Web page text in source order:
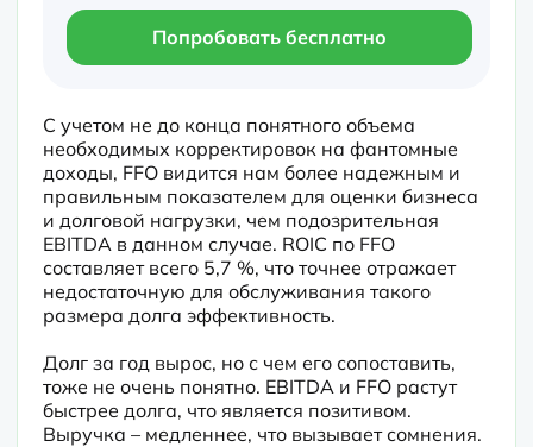
Попробовать бесплатно
С учетом не до конца понятного объема
необходимых корректировок на фантомные
доходы, FFO видится нам более надежным и
правильным показателем для оценки бизнеса
и долговой нагрузки, чем подозрительная
EBITDA в данном случае. ROIC по FFO
составляет всего 5,7 %, что точнее отражает
недостаточную для обслуживания такого
размера долга эффективность.
Долг за год вырос, но с чем его сопоставить,
тоже не очень понятно. EBITDA и FFO растут
быстрее долга, что является позитивом.
Выручка – медленнее, что вызывает сомнения.